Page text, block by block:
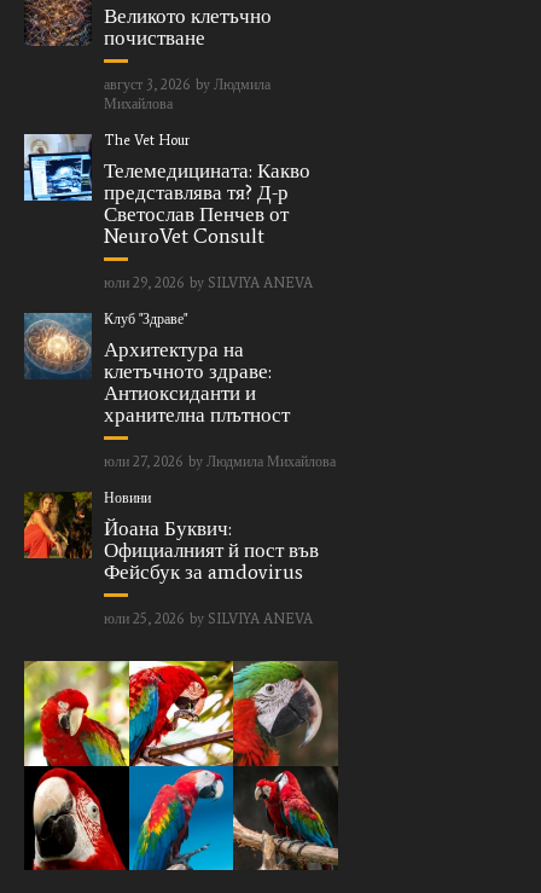
Великото клетъчно
почистване
август 3, 2026 by Людмила
Михайлова
The Vet Hour
Телемедицината: Какво
представлява тя? Д-р
Светослав Пенчев от
NeuroVet Consult
юли 29, 2026 by SILVIYA ANEVA
Клуб "Здраве"
Архитектура на
клетъчното здраве:
Антиоксиданти и
хранителна плътност
юли 27, 2026 by Людмила Михайлова
Новини
Йоана Буквич:
Официалният й пост във
Фейсбук за amdovirus
юли 25, 2026 by SILVIYA ANEVA